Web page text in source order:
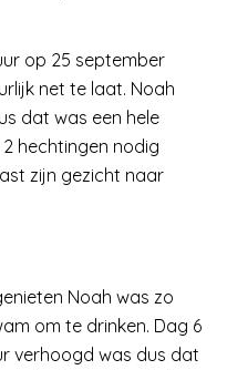
op 25 september
net te laat. Noah
dat was een hele
hechtingen nodig
zijn gezicht naar
Noah was zo
om te drinken. Dag 6
verhoogd was dus dat